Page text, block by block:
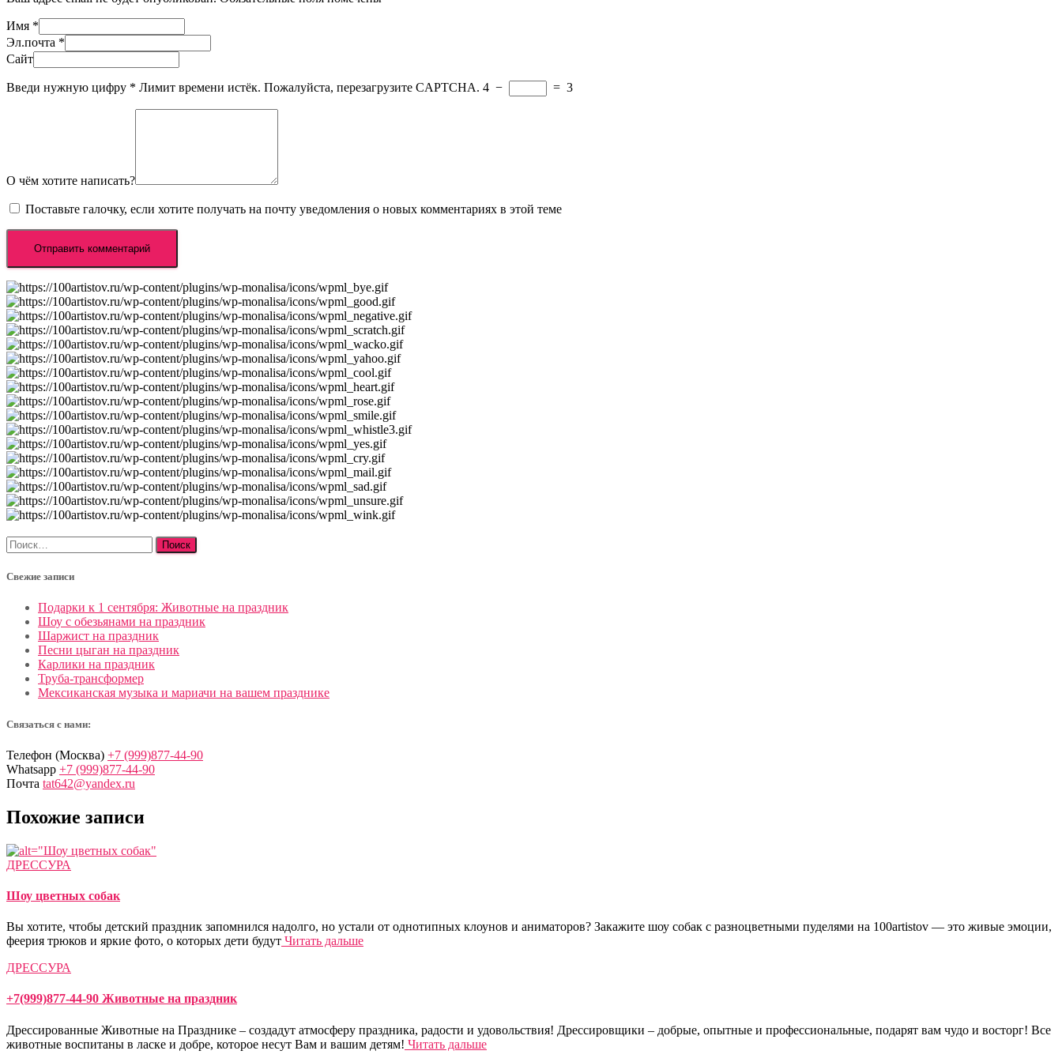
Имя *
Эл.почта *
Сайт
Введи нужную цифру * Лимит времени истёк. Пожалуйста, перезагрузите CAPTCHA. 4 − = 3
О чём хотите написать?
Поставьте галочку, если хотите получать на почту уведомления о новых комментариях в этой теме
Найти:
Свежие записи
Подарки к 1 сентября: Животные на праздник
Шоу с обезьянами на праздник
Шаржист на праздник
Песни цыган на праздник
Карлики на праздник
Труба-трансформер
Мексиканская музыка и мариачи на вашем празднике
Связаться с нами:
Телефон (Москва) +7 (999)877-44-90
Whatsapp +7 (999)877-44-90
Почта tat642@yandex.ru
Похожие записи
ДРЕССУРА
Шоу цветных собак
Вы хотите, чтобы детский праздник запомнился надолго, но устали от однотипных клоунов и аниматоров? Закажите шоу собак с разноцветными пуделями на 100artistov — это живые эмоции,
феерия трюков и яркие фото, о которых дети будут Читать дальше
ДРЕССУРА
+7(999)877-44-90 Животные на праздник
Дрессированные Животные на Празднике – создадут атмосферу праздника, радости и удовольствия! Дрессировщики – добрые, опытные и профессиональные, подарят вам чудо и восторг! Все
животные воспитаны в ласке и добре, которое несут Вам и вашим детям! Читать дальше